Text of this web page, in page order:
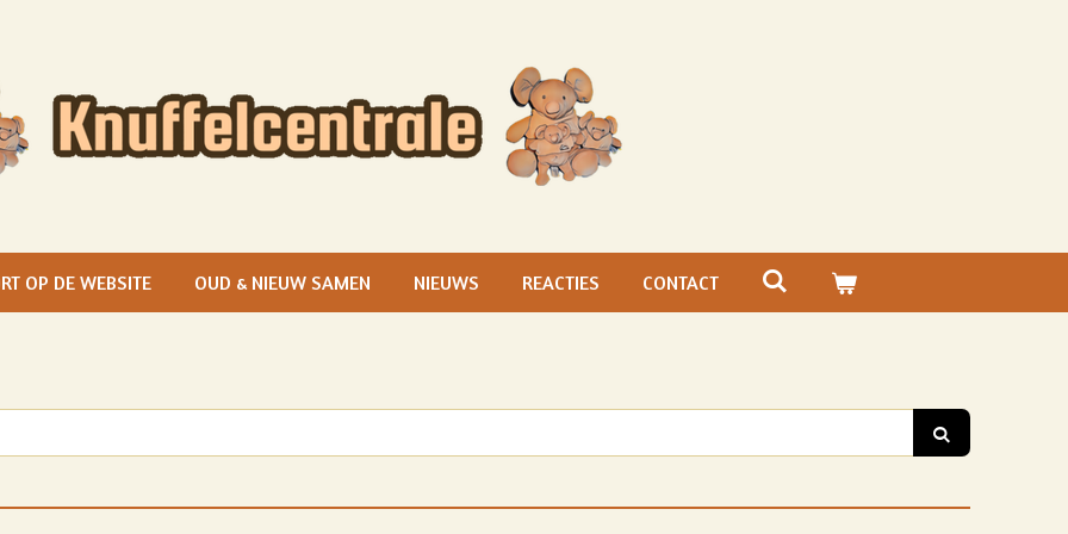
OP DE WEBSITE OUD & NIEUW SAMEN NIEUWS REACTIES CONTACT